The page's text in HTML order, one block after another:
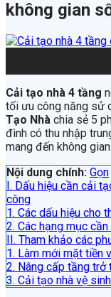
không gian
Cải tạo nhà 4 tầng
tối ưu công năng sử
Tạo Nhà chia sẻ 5
đình có thu nhập
mang đến không
Nội dung chính: Gọn
I. Dấu hiệu cần cải
công
1. Các dấu hiệu cho
2. Các hạng mục
II. Tham khảo các
1. Làm mới mặt tiền
2. Nâng cấp tầng trở
3. Cải tạo nhà vệ